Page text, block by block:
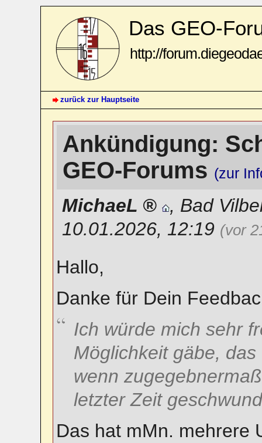
Das GEO-
http://
zurück zur Hauptseite
Ankündigung:
GEO-Forums (zur
MichaeL , Bad
10.01.2026, 12:19 (vor
Hallo,
Danke für Dein
Ich würde mich sehr
Möglichkeit gäbe,
wenn
letzter Zeit
Das hat mMn. mehrere